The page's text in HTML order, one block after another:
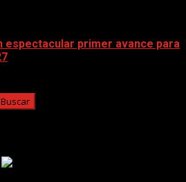
espectacular primer avance para